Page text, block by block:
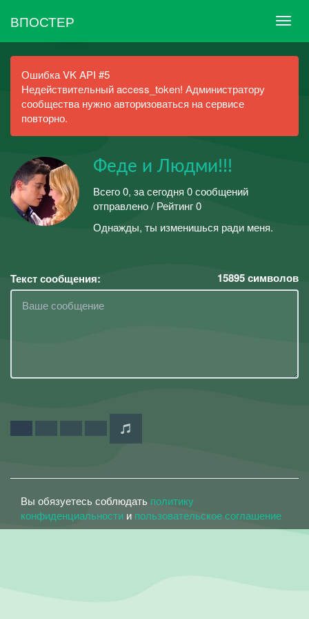
ВПОСТЕР
Ошибка VK API #5
Недействительный access_token! Администратору
сообщества нужно авторизоваться на сервисе
повторно.
Феде и Людми!!!
Всего 0, за сегодня 0 сообщений
отправлено / Рейтинг 0
Однажды, ты изменишься ради меня.
Текст сообщения: 15895символов
Вы обязуетесь соблюдать политику
конфиденциальности и пользовательское соглашение